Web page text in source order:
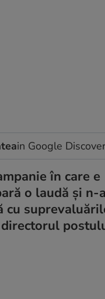
in Google
în care e
o laudă și n-
cu
directorul